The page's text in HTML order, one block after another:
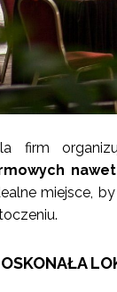
firm
miejsce,